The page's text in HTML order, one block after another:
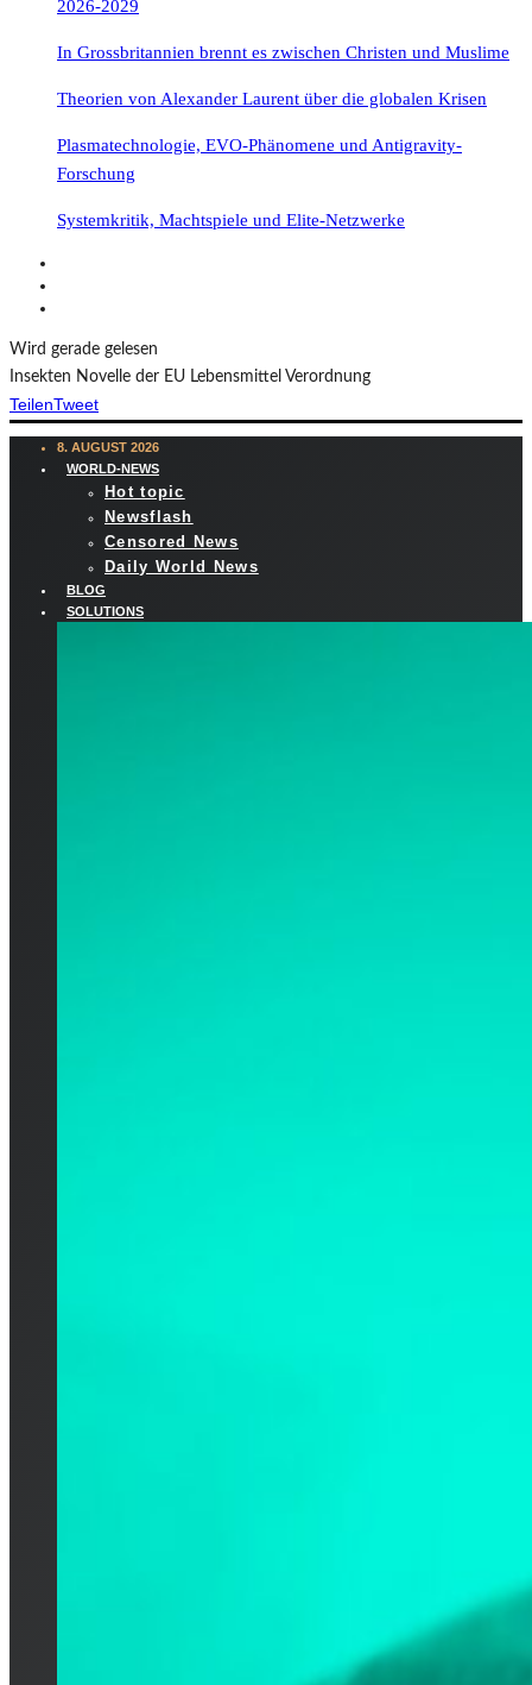
2026-2029
In Grossbritannien brennt es zwischen Christen und Muslime
Theorien von Alexander Laurent über die globalen Krisen
Plasmatechnologie, EVO-Phänomene und Antigravity-
Forschung
Systemkritik, Machtspiele und Elite-Netzwerke
Wird gerade gelesen
Insekten Novelle der EU Lebensmittel Verordnung
TeilenTweet
8. AUGUST 2026
WORLD-NEWS
Hot topic
Newsflash
Censored News
Daily World News
BLOG
SOLUTIONS